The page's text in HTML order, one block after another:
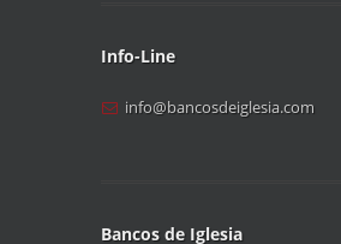
Info-Line
info@bancosdeiglesia.com
Bancos de Iglesia